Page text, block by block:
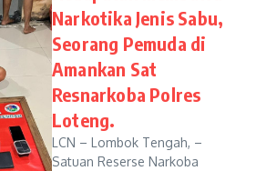
Narkotika Jenis Sabu,
Seorang Pemuda di
Amankan Sat
Resnarkoba Polres
Loteng.
LCN – Lombok Tengah, –
Satuan Reserse Narkoba